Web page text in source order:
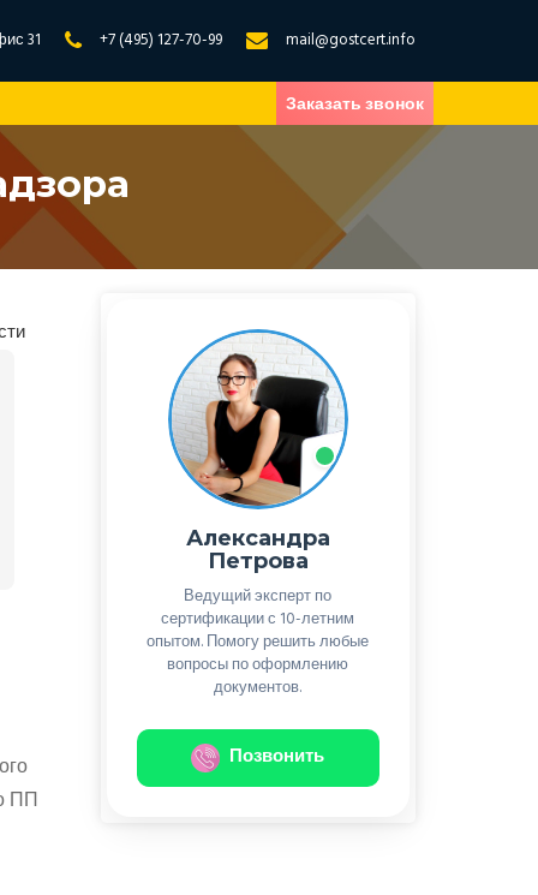
31 +7 (495) 127-70-99 mail@gostcert.info
Заказать звонок
ПП
Александра
Петрова
Ведущий эксперт по
сертификации с 10-летним
опытом. Помогу решить любые
вопросы по оформлению
документов.
Позвонить